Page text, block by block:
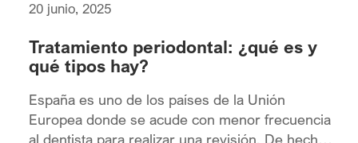
20 junio, 2025
Tratamiento periodontal: ¿qué es y
qué tipos hay?
España es uno de los países de la Unión
Europea donde se acude con menor frecuencia
al dentista para realizar una revisión. De hecho,